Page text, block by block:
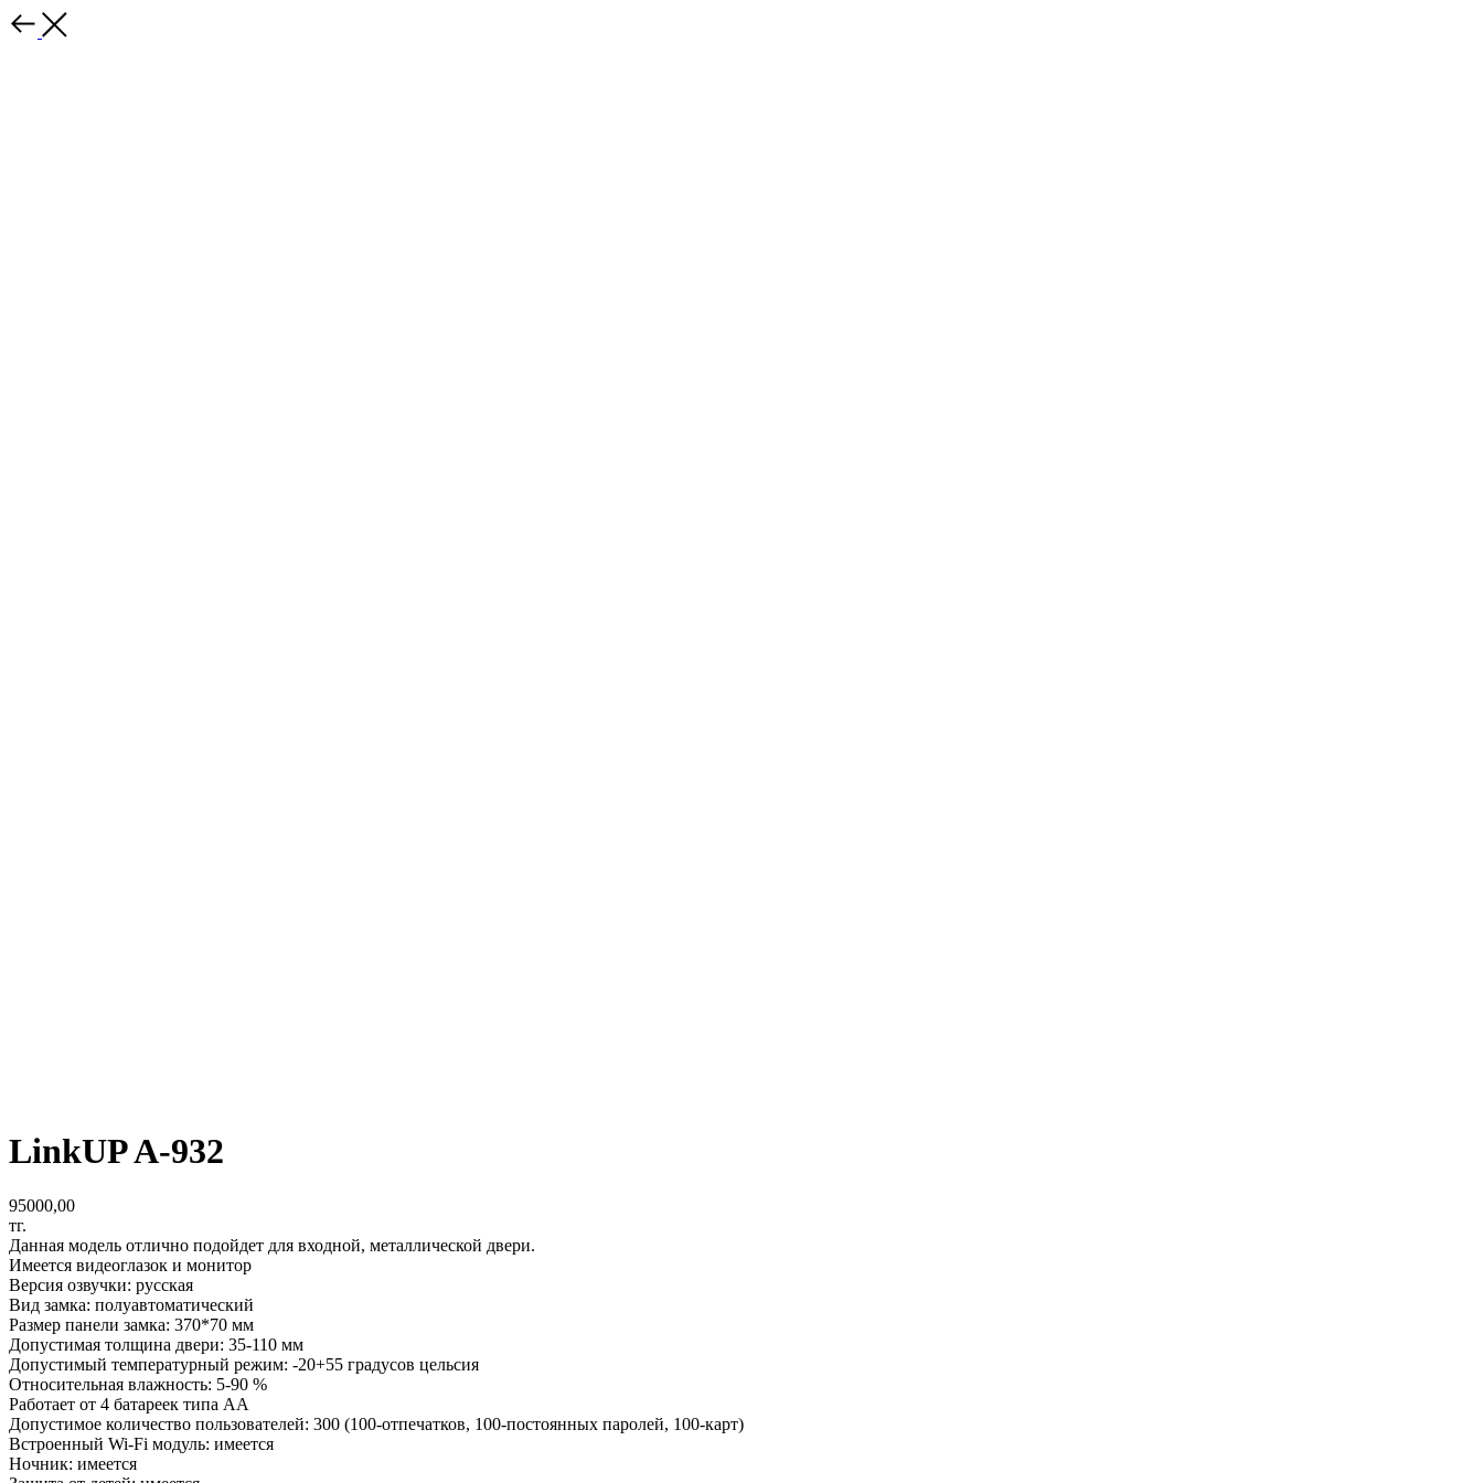
LinkUP A-932
95000,00
тг.
Данная модель отлично подойдет для входной, металлической двери.
Имеется видеоглазок и монитор
Версия озвучки: русская
Вид замка: полуавтоматический
Размер панели замка: 370*70 мм
Допустимая толщина двери: 35-110 мм
Допустимый температурный режим: -20+55 градусов цельсия
Относительная влажность: 5-90 %
Работает от 4 батареек типа АА
Допустимое количество пользователей: 300 (100-отпечатков, 100-постоянных паролей, 100-карт)
Встроенный Wi-Fi модуль: имеется
Ночник: имеется